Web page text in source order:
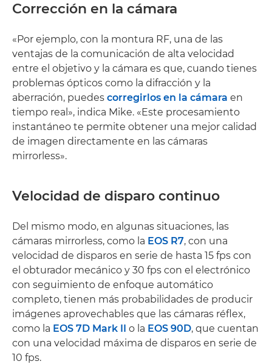
Corrección en la cámara
«Por ejemplo, con la montura RF, una de las
ventajas de la comunicación de alta velocidad
entre el objetivo y la cámara es que, cuando tienes
problemas ópticos como la difracción y la
aberración, puedes corregirlos en la cámara en
tiempo real», indica Mike. «Este procesamiento
instantáneo te permite obtener una mejor calidad
de imagen directamente en las cámaras
mirrorless».
Velocidad de disparo continuo
Del mismo modo, en algunas situaciones, las
cámaras mirrorless, como la EOS R7, con una
velocidad de disparos en serie de hasta 15 fps con
el obturador mecánico y 30 fps con el electrónico
con seguimiento de enfoque automático
completo, tienen más probabilidades de producir
imágenes aprovechables que las cámaras réflex,
como la EOS 7D Mark II o la EOS 90D, que cuentan
con una velocidad máxima de disparos en serie de
10 fps.